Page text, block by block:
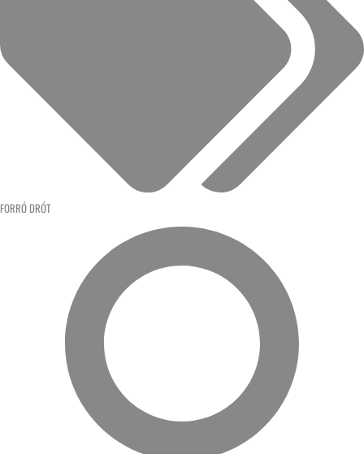
FORRÓ DRÓT